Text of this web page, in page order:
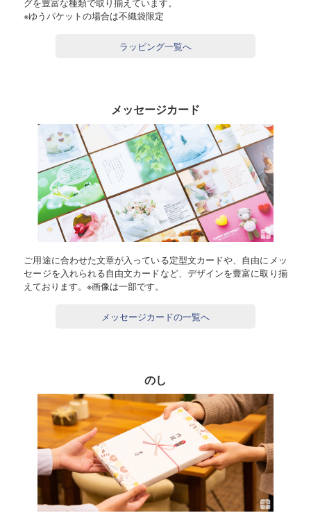
グを豊富な種類で取り揃えています。
※ゆうパケットの場合は不織袋限定
ラッピング一覧へ
メッセージカード
ご用途に合わせた文章が入っている定型文カードや、自由にメッ
セージを入れられる自由文カードなど、デザインを豊富に取り揃
えております。※画像は一部です。
メッセージカードの一覧へ
のし